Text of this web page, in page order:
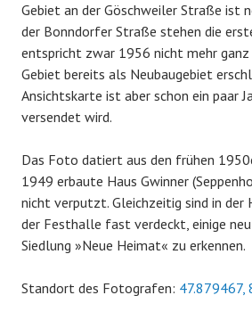
Gebiet an der Göschweiler Straße ist
der Bonndorfer Straße stehen die
entspricht zwar 1956 nicht mehr
Gebiet bereits als Neubaugebiet
Ansichtskarte ist aber schon ein paar
versendet wird.
Das Foto datiert aus den frühen
1949 erbaute Haus Gwinner
nicht verputzt. Gleichzeitig sind in der
der Festhalle fast verdeckt, einige
Siedlung »Neue Heimat« zu erkennen.
Standort des Fotografen: 47.879467,